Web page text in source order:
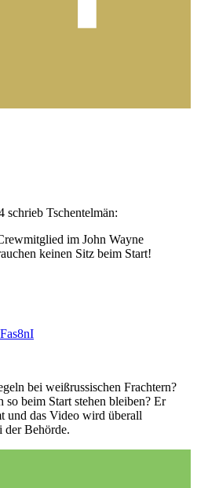
schrieb Tschentelmän:
im John Wayne
keinen Sitz beim Start!
bei weißrussischen Frachtern?
beim Start stehen bleiben? Er
und das Video wird überall
der Behörde.